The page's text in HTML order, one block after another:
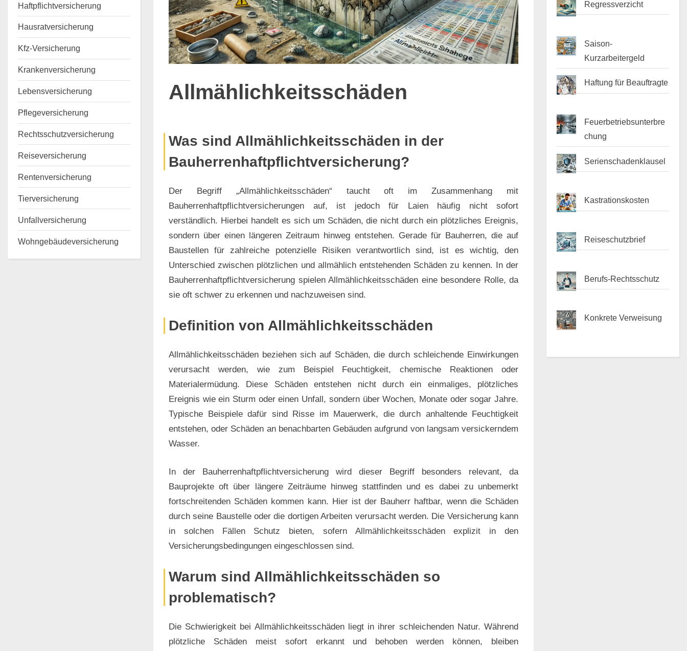
Allmählichkeitsschäden
Posted
on
8.
November
2024
By
Marco
Keine
Kommentare zu
Allmählichkeitsschäden
Was sind Allmählichkeitsschäden in der
Bauherrenhaftpflichtversicherung?
Der Begriff „Allmählichkeitsschäden“ taucht oft im Zusammenhang mit
Bauherrenhaftpflichtversicherungen auf, ist jedoch für Laien häufig nicht sofort
verständlich. Hierbei handelt es sich um Schäden, die nicht durch ein plötzliches Ereignis,
sondern über einen längeren Zeitraum hinweg entstehen. Gerade für Bauherren, die auf
Baustellen für zahlreiche potenzielle Risiken verantwortlich sind, ist es wichtig, den
Unterschied zwischen plötzlichen und allmählich entstehenden Schäden zu kennen. In der
Bauherrenhaftpflichtversicherung spielen Allmählichkeitsschäden eine besondere Rolle, da
sie oft schwer zu erkennen und nachzuweisen sind.
Definition von Allmählichkeitsschäden
Allmählichkeitsschäden beziehen sich auf Schäden, die durch schleichende Einwirkungen
verursacht werden, wie zum Beispiel Feuchtigkeit, chemische Reaktionen oder
Materialermüdung. Diese Schäden entstehen nicht durch ein einmaliges, plötzliches
Ereignis wie ein Sturm oder einen Unfall, sondern über Wochen, Monate oder sogar Jahre.
Typische Beispiele dafür sind Risse im Mauerwerk, die durch anhaltende Feuchtigkeit
entstehen, oder Schäden an benachbarten Gebäuden aufgrund von langsam versickerndem
Wasser.
In der Bauherrenhaftpflichtversicherung wird dieser Begriff besonders relevant, da
Bauprojekte oft über längere Zeiträume hinweg stattfinden und es dabei zu unbemerkt
fortschreitenden Schäden kommen kann. Hier ist der Bauherr haftbar, wenn die Schäden
durch seine Baustelle oder die dortigen Arbeiten verursacht werden. Die Versicherung kann
in solchen Fällen Schutz bieten, sofern Allmählichkeitsschäden explizit in den
Versicherungsbedingungen eingeschlossen sind.
Warum sind Allmählichkeitsschäden so
problematisch?
Die Schwierigkeit bei Allmählichkeitsschäden liegt in ihrer schleichenden Natur. Während
plötzliche Schäden meist sofort erkannt und behoben werden können, bleiben
Haftpflichtversicherung
Hausratversicherung
Kfz-Versicherung
Krankenversicherung
Lebensversicherung
Pflegeversicherung
Rechtsschutzversicherung
Reiseversicherung
Rentenversicherung
Tierversicherung
Unfallversicherung
Wohngebäudeversicherung
Regressverzicht
Saison-
Kurzarbeitergeld
Haftung für Beauftragte
Feuerbetriebsunterbre
chung
Serienschadenklausel
Kastrationskosten
Reiseschutzbrief
Berufs-Rechtsschutz
Konkrete Verweisung